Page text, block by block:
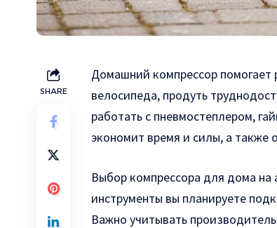
SHARE
Домашний компрессор
велосипеда, продуть
работать с пневмостеплером,
экономит время и силы, а также
Выбор компрессора для дома на
инструменты вы планируете
Важно учитывать